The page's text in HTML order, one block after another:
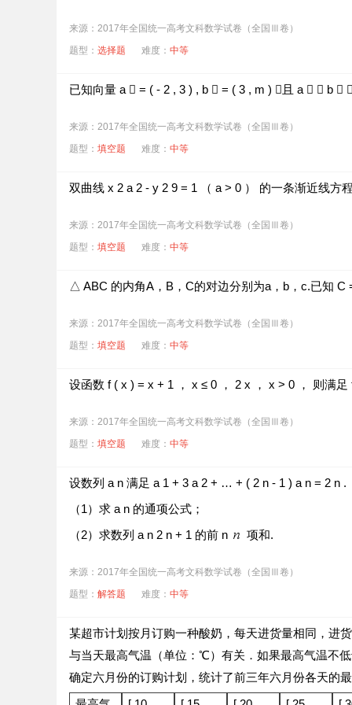
来源：2017年全国统一高考文科数学试卷（全国Ⅲ卷）
题型： 选择题 难度： 中等
已知向量 a = ( - 2 , 3 ) , b = ( 3 , m ) ，且 a ⊥ b
来源：2017年全国统一高考文科数学试卷（全国Ⅲ卷）
题型： 填空题 难度： 中等
双曲线 x 2 a 2 - y 2 9 = 1 （ a > 0 ） 的一条渐近线方
来源：2017年全国统一高考文科数学试卷（全国Ⅲ卷）
题型： 填空题 难度： 中等
△ ABC 的内角A，B，C的对边分别为a，b，c.已知 C
来源：2017年全国统一高考文科数学试卷（全国Ⅲ卷）
题型： 填空题 难度： 中等
设函数 f ( x ) = x + 1 ， x ≤ 0 ， 2 x ， x > 0 ， 则满足
来源：2017年全国统一高考文科数学试卷（全国Ⅲ卷）
题型： 填空题 难度： 中等
设数列 a n 满足 a 1 + 3 a 2 + … + ( 2 n - 1 ) a n = 2 n .
（1）求 a n 的通项公式；
（2）求数列 a n 2 n + 1 的前 n 项和.
来源：2017年全国统一高考文科数学试卷（全国Ⅲ卷）
题型： 解答题 难度： 中等
某超市计划按月订购一种酸奶，每天进货量相同，进
与当天最高气温（单位：℃）有关．如果最高气温不
确定六月份的订购计划，统计了前三年六月份各天的